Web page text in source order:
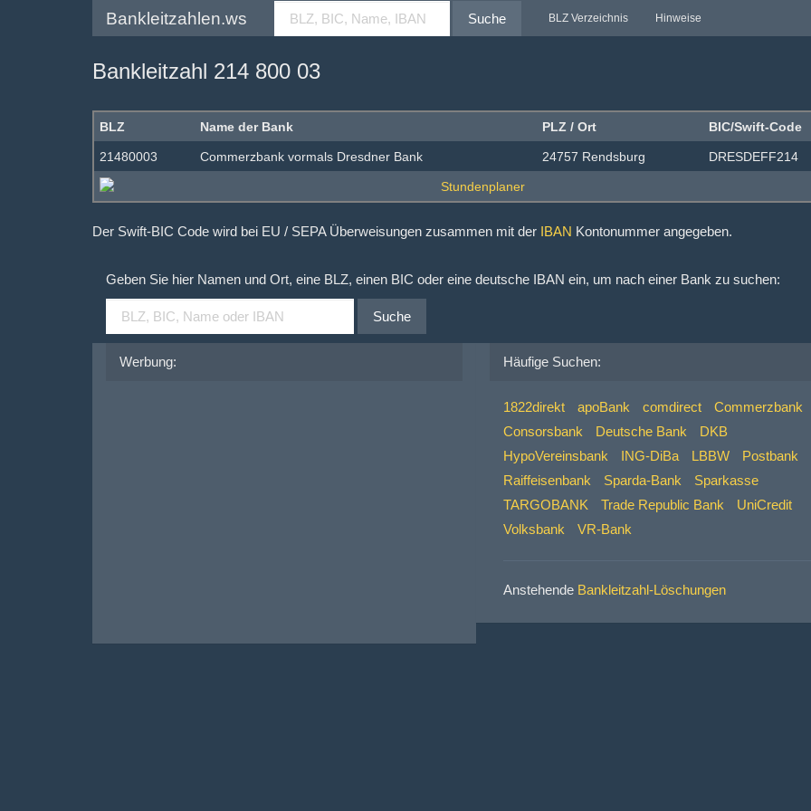
Bankleitzahlen.ws Suche BLZ Verzeichnis Hinweise
Bankleitzahl 214 800 03
BLZ Name der Bank PLZ / Ort BIC/Swift-Code
21480003 Commerzbank vormals Dresdner Bank 24757 Rendsburg DRESDEFF214
Der Swift-BIC Code wird bei EU / SEPA Überweisungen zusammen mit der IBAN Kontonummer angegeben.
Geben Sie hier Namen und Ort, eine BLZ, einen BIC oder eine deutsche IBAN ein, um nach einer Bank zu suchen:
Suche
Werbung: Häufige Suchen:
1822direkt apoBank comdirect
Commerzbank
Consorsbank
Deutsche Bank
DKB
HypoVereinsbank
ING-DiBa LBBW
Postbank
Raiffeisenbank
Sparda-Bank
Sparkasse
TARGOBANK
Trade Republic Bank
UniCredit
Volksbank
VR-Bank
Anstehende Bankleitzahl-Löschungen